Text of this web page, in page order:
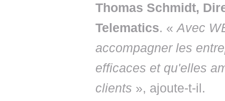
Thomas Schmidt,
Telematics. «Avec
accompagner les
efficaces et qu'elles
clients », ajoute-t-il.